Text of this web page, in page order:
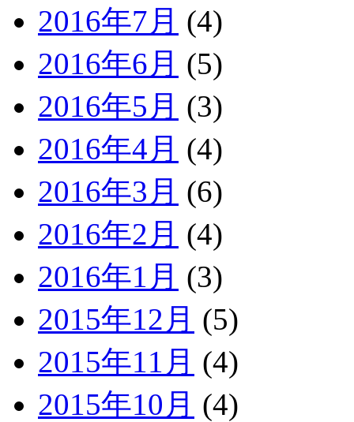
2016年7月 (4)
2016年6月 (5)
2016年5月 (3)
2016年4月 (4)
2016年3月 (6)
2016年2月 (4)
2016年1月 (3)
2015年12月 (5)
2015年11月 (4)
2015年10月 (4)